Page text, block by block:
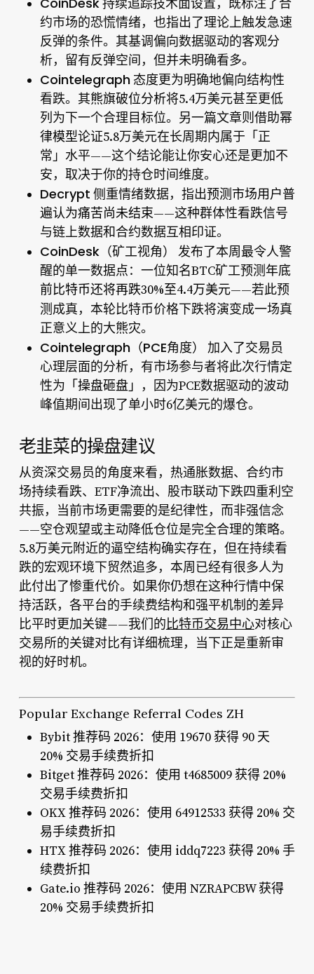
持续追踪技术面设置，既标注了合
约市场的恐慌情绪，也指出了理论上触发急速
反弹的条件。其基调偏向数据驱动的客观分
析，留有反弹空间，但并未明确看多。
Cointelegraph态度更为明确地偏向结构性
看跌。其熊旗破位分析将5.4万美元甚至更低
列为下一个合理目标位。另一篇文章则借助幂
律模型论证5.8万美元在长周期内属于「正
常」水平——这个结论能让你安心还是更加不
安，取决于你的持仓时间维度。
Decrypt 侧重情绪数据，指出预测市场用户普
遍认为痛苦尚未结束——这种群体性看跌信号
与链上数据和合约数据互相印证。
CoinDesk（矿工视角）
发布了本周最令人警
醒的单一数据点：一位知名BTC矿工预测年底
前比特币还将再跌30%至4.4万美元——若此预
测成真，本轮比特币价格下跌将演变成一场真
正意义上的大熊灾。
Cointelegraph（PCE角度）
加入了交易员
心理层面的分析，有市场参与者将此次行情定
性为 「操盘砸盘」
，因为PCE数据驱动的波动
峰值期间出现了单小时6亿美元的爆仓。
老韭菜的操盘建议
从资深交易员的角度来看，热通胀数据、合约市
场持续看跌、ETF净流出、股市联动下跌四重利空
共振，当前市场更需要的是纪律性，而非强信念
——空仓观望或主动降低仓位是完全合理的策略。
5.8万美元附近的逼空结构确实存在，但在持续看
跌的宏观环境下贸然追多，本周已经有很多人为
此付出了惨重代价。如果你仍想在这种行情中保
持活跃，各平台的手续费结构和强平机制的差异
比平时更加关键——我们的比特币交易中心对核心
交易所的关键对比有详细梳理，当下正是重新审
视的好时机。
Popular Exchange Referral Codes ZH
Bybit 推荐码 2026：使用 19670 获得 90 天
20% 交易手续费折扣
Bitget 推荐码 2026：使用 t4685009 获得 20%
交易手续费折扣
OKX 推荐码 2026：使用 64912533 获得 20% 交
易手续费折扣
HTX 推荐码 2026：使用 iddq7223 获得 20% 手
续费折扣
Gate.io 推荐码 2026：使用 NZRAPCBW 获得
20% 交易手续费折扣